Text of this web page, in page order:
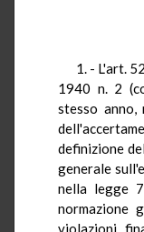
1. - L'art.
1940 n. 2
stesso
definizione
generale
nella legge
normazione
violazioni